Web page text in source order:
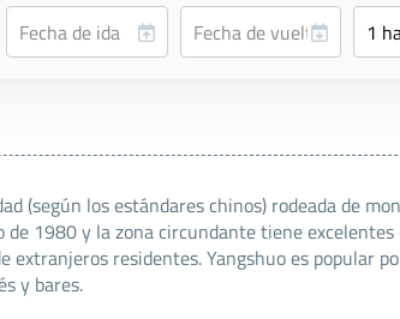
(según los estándares chinos) rodeada de
1980 y la zona circundante tiene
extranjeros residentes. Yangshuo es popular
y bares.